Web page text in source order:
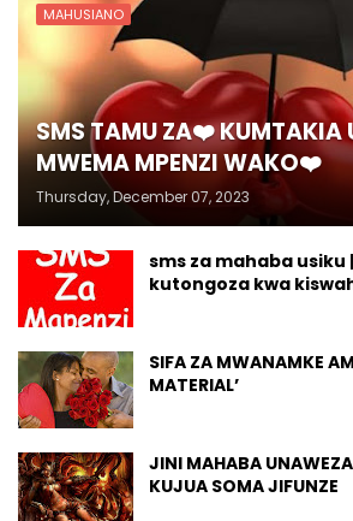
MAHUSIANO
SMS TAMU ZA❤️ KUMTAKIA
MWEMA MPENZI WAKO❤️
Thursday, December 07, 2023
sms za mahaba usiku
kutongoza kwa
SIFA ZA MWANAMKE
MATERIAL’
JINI MAHABA
KUJUA SOMA JIFUNZE